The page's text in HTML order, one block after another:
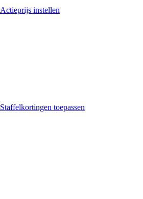
Actieprijs instellen
Staffelkortingen toepassen